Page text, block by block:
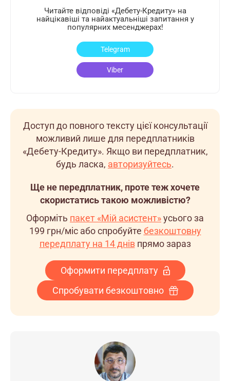
Читайте відповіді «Дебету-Кредиту» на
найцікавіші та найактуальніші запитання у
популярних месенджерах!
Telegram
Viber
Доступ до повного тексту цієї консультації
можливий лише для передплатників
«Дебету-Кредиту». Якщо ви передплатник,
будь ласка, авторизуйтесь.
Ще не передплатник, проте теж хочете
скористатись такою можливістю?
Оформіть пакет «Мій асистент»усього за
199 грн/місабо спробуйте безкоштовну
передплату на 14 днівпрямо зараз
Оформити передплату
Спробувати безкоштовно